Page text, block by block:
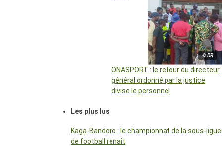
© DR
ONASPORT : le retour du directeur
général ordonné par la justice
divise le personnel
Les plus lus
Kaga-Bandoro : le championnat de la sous-ligue
de football renaît